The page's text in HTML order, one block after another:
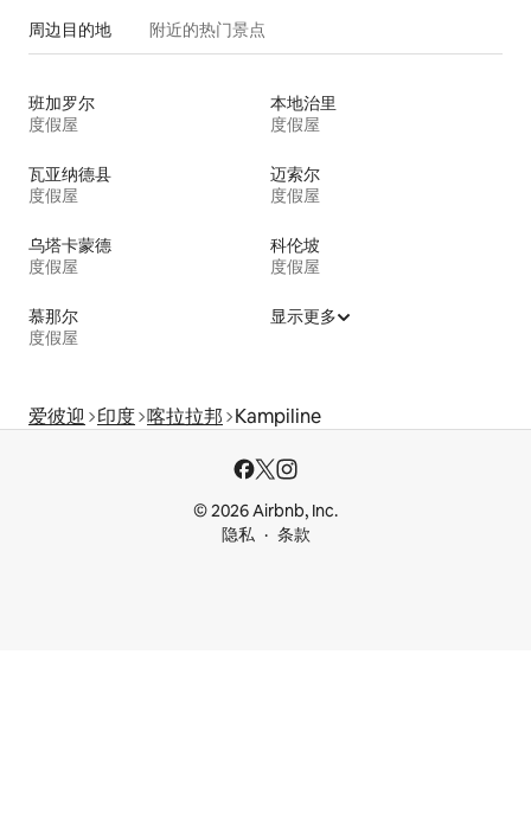
周边目的地 附近的热门景点
班加罗尔
度假屋
本地治里
度假屋
瓦亚纳德县
度假屋
迈索尔
度假屋
乌塔卡蒙德
度假屋
科伦坡
度假屋
慕那尔
度假屋
显示更多
爱彼迎 印度 喀拉拉邦 Kampiline
© 2026 Airbnb, Inc.
隐私
条款